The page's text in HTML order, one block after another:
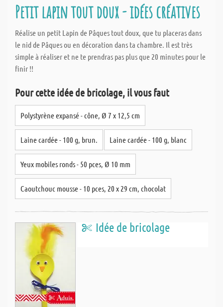
Petit lapin tout doux - idées créatives
Réalise un petit Lapin de Pâques tout doux, que tu placeras dans
le nid de Pâques ou en décoration dans ta chambre. Il est très
simple à réaliser et ne te prendras pas plus que 20 minutes pour le
finir !!
Pour cette idée de bricolage, il vous faut
Polystyrène expansé - cône, Ø 7 x 12,5 cm
Laine cardée - 100 g, brun. Laine cardée - 100 g, blanc
Yeux mobiles ronds - 50 pces, Ø 10 mm
Caoutchouc mousse - 10 pces, 20 x 29 cm, chocolat
Idée de bricolage